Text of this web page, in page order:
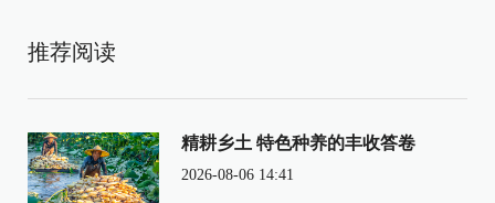
推荐阅读
精耕乡土 特色种养的丰收答卷
2026-08-06 14:41